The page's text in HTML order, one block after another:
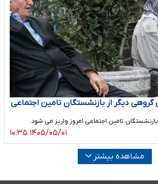
گروهی دیگر از بازنشستگان تامین اجتماعی
تامین اجتماعی امروز واریز می شود.
۱۴۰۵/۰۵/۰۱ ۱۰:۳۵
مشاهده بیشتر